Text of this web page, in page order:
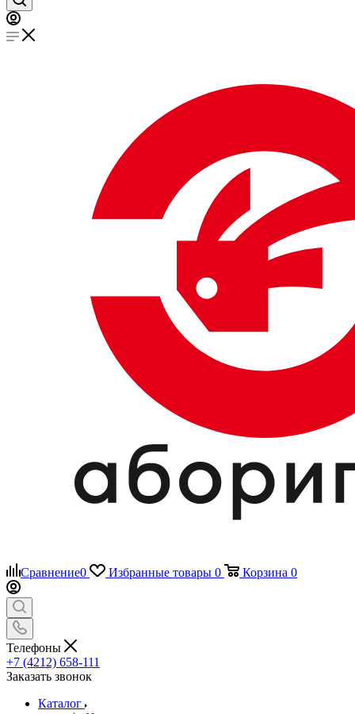
Сравнение0 Избранные товары 0 Корзина 0
Телефоны
+7 (4212) 658-111
Заказать звонок
Каталог